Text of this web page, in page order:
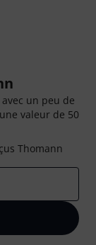
un peu de
valeur de 50
Thomann